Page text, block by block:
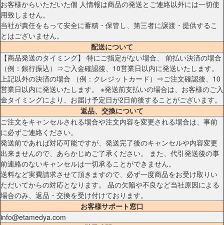
お客様からいただいた個 人情報は商品の発送とご連絡以外には一切使
用致しません。
当社が責任をもって安全に蓄積・保管し、第三者に譲渡・提供するこ
とはございません。
配送について
【商品発送のタイミング】 特にご指定がない場合、 前払い決済の場合
（例：銀行振込）⇒ご入金確認後、10営業日以内に発送いたします。
上記以外の決済の場合 （例：クレジットカード）⇒ご注文確認後、10
営業日以内に発送いたします。 ※発送前支払いの場合は、お客様のご入
金タイミングにより、お届け予定日が2日前後することがございます。
返品、交換について
ご注文をキャンセルされる場合や注文内容を変更される場合は、事前
に必ずご連絡ください。
発送前であれば対応可能ですが、発送完了後のキャンセルや内容変更
出来ませんので、あらかじめご了承ください。 また、代引発送後の事
前連絡のないキャンセルは一切承ることができません。
送料など実費請求させて頂きますので、必ず一度商品をお受け取りい
ただいてからの対応となります。 品の欠陥や不良など当社原因による
場合のみ、返品・交換を受け付けております。
お客様サポート窓口
info@etamedya.com